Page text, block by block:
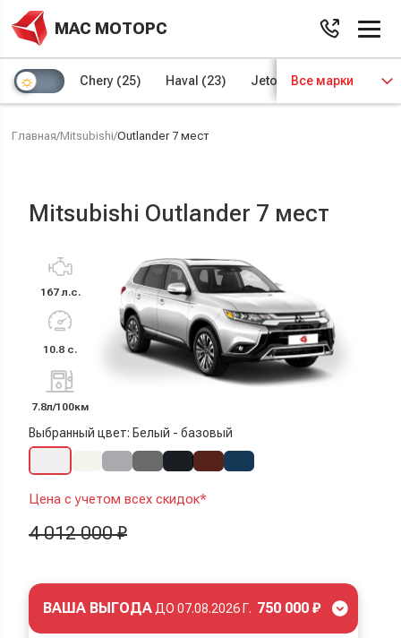
МАС МОТОРС
Chery (25) Haval (23) Jetour (8) Kaiyi (4)
Все марки
Главная/Mitsubishi/Outlander 7 мест
Mitsubishi Outlander 7 мест
167 л.с.
10.8 с.
7.8л/100км
Выбранный цвет: Белый - базовый
Цена с учетом всех скидок*
4 012 000 ₽
ВАША ВЫГОДА ДО 07.08.2026 Г. 750 000 ₽